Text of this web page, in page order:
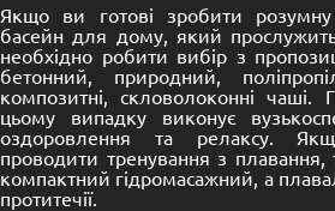
Якщо ви готові зробити розумну
басейн для дому, який
необхідно робити вибір з
бетонний, природний,
композитні, скловолоконні
цьому випадку виконує
оздоровлення та релаксу.
проводити тренування з
компактний гідромасажний, а
протитечії.